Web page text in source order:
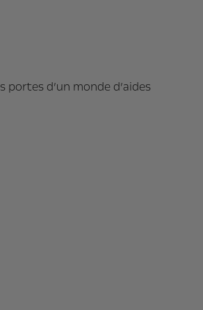
d’un monde d’aides
clientèle que pour les véhicules